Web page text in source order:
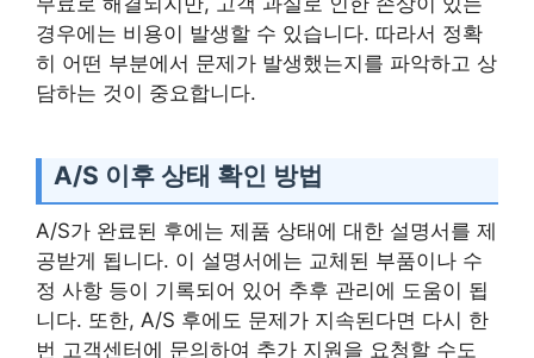
경우에는 비용이 발생할 수 있습니다. 따라서 정확
히 어떤 부분에서 문제가 발생했는지를 파악하고 상
담하는 것이 중요합니다.
A/S 이후 상태 확인 방법
A/S가 완료된 후에는 제품 상태에 대한 설명서를 제
공받게 됩니다. 이 설명서에는 교체된 부품이나 수
정 사항 등이 기록되어 있어 추후 관리에 도움이 됩
니다. 또한, A/S 후에도 문제가 지속된다면 다시 한
번 고객센터에 문의하여 추가 지원을 요청할 수도